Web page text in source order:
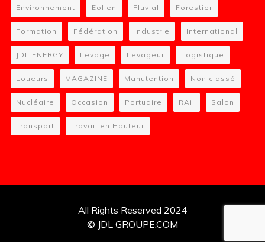
Environnement Eolien Fluvial Forestier
Formation Fédération Industrie International
JDL ENERGY Levage Levageur Logistique
Loueurs MAGAZINE Manutention Non classé
Nucléaire Occasion Portuaire RAil Salon
Transport Travail en Hauteur
All Rights Reserved 2024
© JDL GROUPE.COM